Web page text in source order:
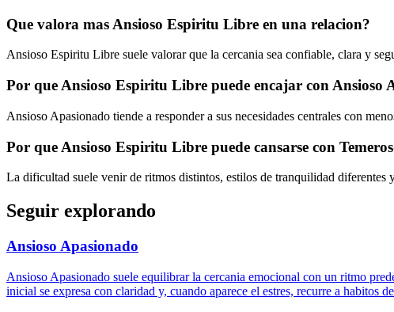
Que valora mas Ansioso Espiritu Libre en una relacion?
Ansioso Espiritu Libre suele valorar que la cercania sea confiable, clara y
Por que Ansioso Espiritu Libre puede encajar con Ansioso
Ansioso Apasionado tiende a responder a sus necesidades centrales con
Por que Ansioso Espiritu Libre puede cansarse con
La dificultad suele venir de ritmos distintos, estilos de tranquilidad diferentes
Seguir explorando
Ansioso Apasionado
Ansioso Apasionado suele equilibrar la cercania emocional con un ritmo
inicial se expresa con claridad y, cuando aparece el estres, recurre a habitos